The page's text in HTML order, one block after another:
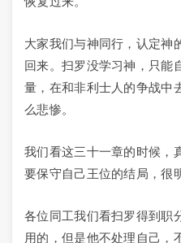
大家我们与神同行，认定神
回来。扫罗没学习神，只能
量，在和非利士人的争战中
么悲惨。
我们看这三十一章的时候，
要保守自己王位的结局，很
各位同工我们看扫罗得到职
用的，但是他不处理自己，